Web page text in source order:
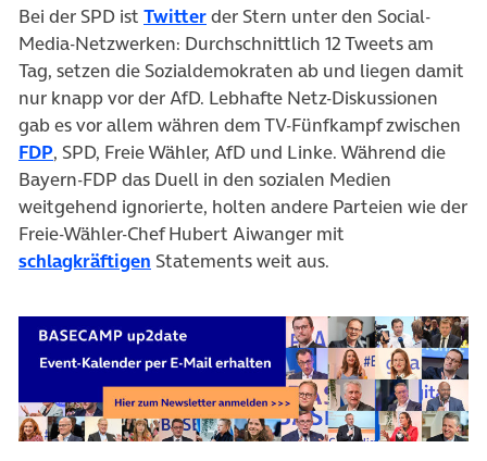
Bei der SPD ist Twitter(öffnet in neuem Tab)
der Stern unter den Social-
Media-Netzwerken: Durchschnittlich 12 Tweets am
Tag, setzen die Sozialdemokraten ab und liegen damit
nur knapp vor der AfD. Lebhafte Netz-Diskussionen
gab es vor allem währen dem TV-Fünfkampf zwischen
FDP(öffnet in neuem Tab)
, SPD, Freie Wähler, AfD und Linke. Während die
Bayern-FDP das Duell in den sozialen Medien
weitgehend ignorierte, holten andere Parteien wie der
Freie-Wähler-Chef Hubert Aiwanger mit
schlagkräftigen (öffnet in neuem Tab)
Statements weit aus.